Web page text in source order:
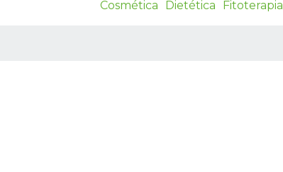
Cosmética Dietética Fitoterapia